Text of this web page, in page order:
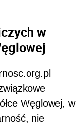
w
Węglowej, w
nie